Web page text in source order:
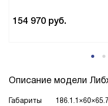
154 970 руб.
Описание модели
Габариты